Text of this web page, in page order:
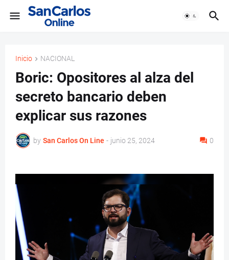
Inicio NACIONAL
Boric: Opositores al alza del
secreto bancario deben
explicar sus razones
by San Carlos On Line - junio 25, 2024 0